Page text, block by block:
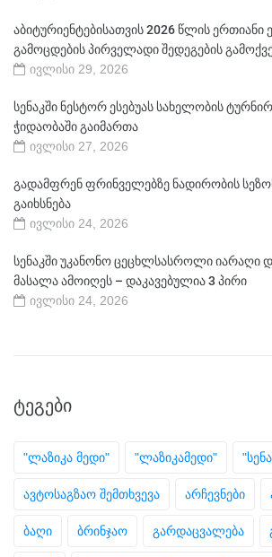
აბიტურიენტებისათვის 2026 წლის
გამოცდების პირველადი შედეგების
ივლისი 29, 2026
სენაკში ნესტორ ესებუას სახელობის
ჭიდაობაში გაიმართა
ივლისი 27, 2026
გადამფრენ ფრინველებზე ნადირობის
გაიხსნება
ივლისი 24, 2026
სენაკში უკანონო ცეცხლსასროლი იარაღი
მასალა ამოიღეს – დაკავებულია 3 პირი
ივლისი 24, 2026
ᲢᲔᲒᲔᲑᲘ
"ლაზიკა მედი" "ლაზიკამედი"
ავტოსაგზაო შემთხვევა არჩევნები
ბაღი ბრინჯაო გარდაცვალება